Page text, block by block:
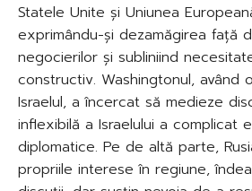
Statele Unite și Uniunea
exprimându-și dezamăgirea față
negocierilor și subliniind
constructiv. Washingtonul, având
Israelul, a încercat să medieze
inflexibilă a Israelului a complicat
diplomatice. Pe de altă parte,
propriile interese în regiune,